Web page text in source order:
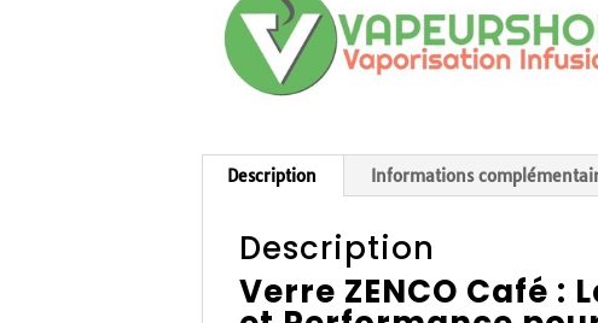
Description Informations
Description
Verre ZENCO Café :